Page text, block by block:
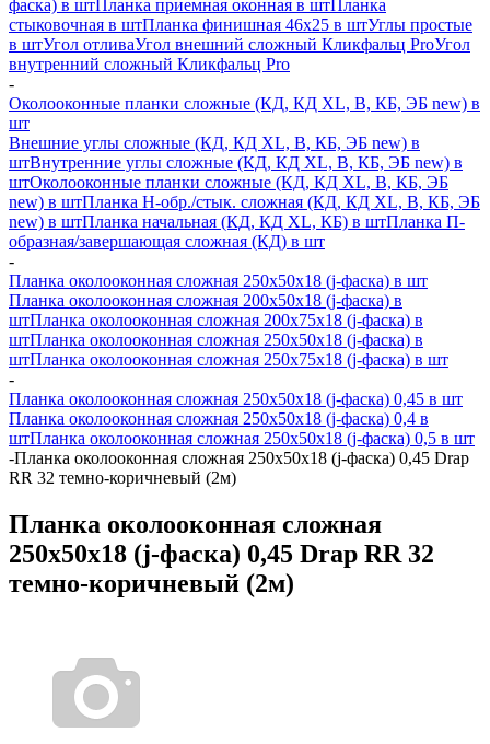
фаска) в штПланка приемная оконная в штПланка
стыковочная в штПланка финишная 46х25 в штУглы простые
в штУгол отливаУгол внешний сложный Кликфальц ProУгол
внутренний сложный Кликфальц Pro
-
Околооконные планки сложные (КД, КД XL, В, КБ, ЭБ new) в
шт
Внешние углы сложные (КД, КД XL, В, КБ, ЭБ new) в
штВнутренние углы сложные (КД, КД XL, В, КБ, ЭБ new) в
штОколооконные планки сложные (КД, КД XL, В, КБ, ЭБ
new) в штПланка H-обр./стык. сложная (КД, КД XL, В, КБ, ЭБ
new) в штПланка начальная (КД, КД XL, КБ) в штПланка П-
образная/завершающая сложная (КД) в шт
-
Планка околооконная сложная 250х50х18 (j-фаска) в шт
Планка околооконная сложная 200х50х18 (j-фаска) в
штПланка околооконная сложная 200х75х18 (j-фаска) в
штПланка околооконная сложная 250х50х18 (j-фаска) в
штПланка околооконная сложная 250х75х18 (j-фаска) в шт
-
Планка околооконная сложная 250х50х18 (j-фаска) 0,45 в шт
Планка околооконная сложная 250х50х18 (j-фаска) 0,4 в
штПланка околооконная сложная 250х50х18 (j-фаска) 0,5 в шт
-Планка околооконная сложная 250х50х18 (j-фаска) 0,45 Drap
RR 32 темно-коричневый (2м)
Планка околооконная сложная
250х50х18 (j-фаска) 0,45 Drap RR 32
темно-коричневый (2м)